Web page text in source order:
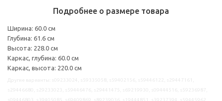
Подробнее о размере товара
Ширина: 60.0 см
Глубина: 61.6 см
Высота: 228.0 см
Каркас, глубина: 60.0 см
Каркас, высота: 220.0 см